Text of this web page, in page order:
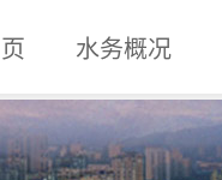
水务概况
企业概况
组织机构